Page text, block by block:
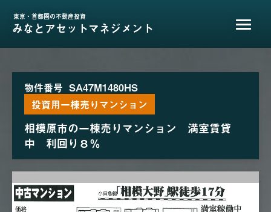
東京・首都圏の不動産投資
みなとアセットマネジメント
物件番号 SA47M1480HS
投資用一棟売りマンション
相模原市の一棟売りマンション 満室賃貸
中 利回り８％